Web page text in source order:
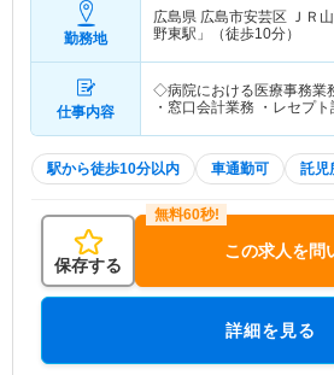
勤務地
広島県 広島市安芸区 ＪＲ
野東駅」（徒歩10分）
仕事内容
◇病院における医療事務業
・窓口会計業務 ・レセプ
駅から徒歩10分以内 車通勤可 託児
保存する
この求人を問
詳細を見る